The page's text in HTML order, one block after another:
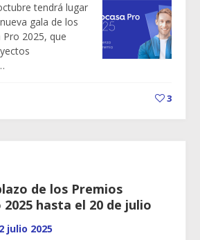
tendrá lugar
gala de los
2025, que
3
de los Premios
hasta el 20 de julio
2 julio 2025